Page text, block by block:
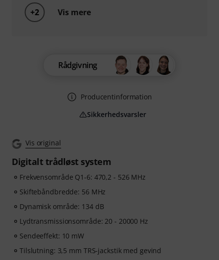
Vis original
Digitalt trådløst system
Frekvensområde Q1-6: 470,2 - 526 MHz
Skiftebåndbredde: 56 MHz
Dynamisk område: 134 dB
Lydtransmissionsområde: 20 - 20000 Hz
Sendeeffekt: 10 mW
Tilslutning: 3,5 mm TRS-jackstik med gevind
Rådgivning
Producentinformation
Sikkerhedsvarsler
+2 Vis mere